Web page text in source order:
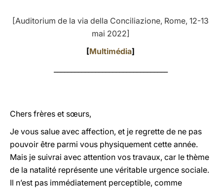
[Auditorium de la via della Conciliazione, Rome, 12-13
mai 2022]
[Multimédia]
Chers frères et sœurs,
Je vous salue avec affection, et je regrette de ne pas
pouvoir être parmi vous physiquement cette année.
Mais je suivrai avec attention vos travaux, car le thème
de la natalité représente une véritable urgence sociale.
Il n’est pas immédiatement perceptible, comme